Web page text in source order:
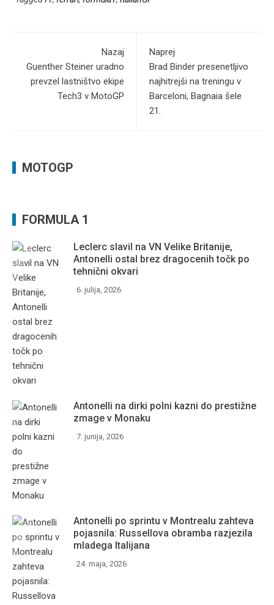
Nazaj
Guenther Steiner uradno
prevzel lastništvo ekipe
Tech3 v MotoGP
Naprej
Brad Binder presenetljivo
najhitrejši na treningu v
Barceloni, Bagnaia šele
21.
MOTOGP
FORMULA 1
Leclerc slavil na VN Velike Britanije,
Antonelli ostal brez dragocenih točk po
tehnični okvari
6. julija, 2026
Antonelli na dirki polni kazni do prestižne
zmage v Monaku
7. junija, 2026
Antonelli po sprintu v Montrealu zahteva
pojasnila: Russellova obramba razjezila
mladega Italijana
24. maja, 2026